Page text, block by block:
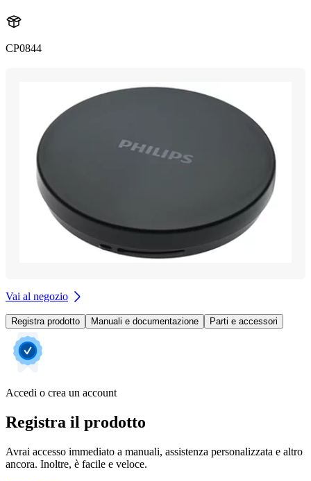
CP0844
Vai al negozio
Registra prodotto Manuali e documentazione Parti e accessori
Accedi o crea un account
Registra il prodotto
Avrai accesso immediato a manuali, assistenza personalizzata e altro
ancora. Inoltre, è facile e veloce.